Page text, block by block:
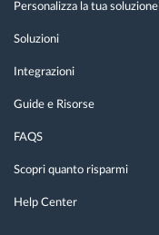
Personalizza la tua soluzione
Soluzioni
Integrazioni
Guide e Risorse
FAQS
Scopri quanto risparmi
Help Center